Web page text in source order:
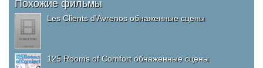
Похожие фильмы
Les Clients d'Avrenos обнаженные сцены
125 Rooms of Comfort обнаженные сцены